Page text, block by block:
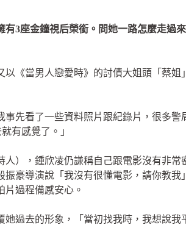
3座金鐘視后榮銜。問她一路怎麼走過
《當男人戀愛時》的討債大姐頭「蔡姐
先看了一些資料照片跟紀錄片，很多警
有感覺了。」
），鍾欣凌仍謙稱自己跟電影沒有非常
豪導演說「我沒有很懂電影，請你教我
過程備感安心。
過去的形象，「當初找我時，我想說我